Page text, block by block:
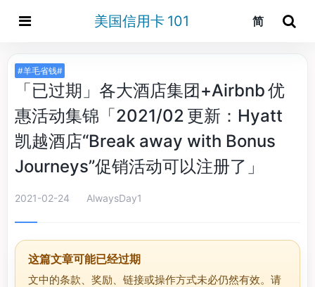
美国信用卡 101 简
#羊毛省钱#
「已过期」各大酒店集团+Airbnb 优
惠活动集锦「2021/02 更新：Hyatt
凯越酒店“Break away with Bonus
Journeys”促销活动可以注册了」
2021-02-24 AlwaysDay1
这篇文章可能已经过期
文中的条款、奖励、链接或操作方式未必仍然有效。请